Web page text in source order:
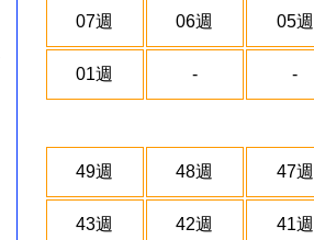
07週 06週 05週
01週 - -
49週 48週 47週
43週 42週 41週